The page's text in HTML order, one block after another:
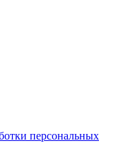
персональных